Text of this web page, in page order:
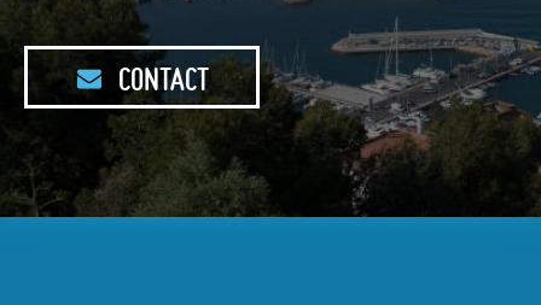
CONTACT